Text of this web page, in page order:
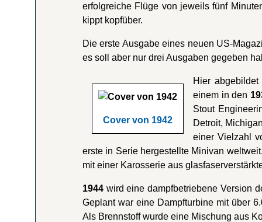
erfolgreiche Flüge von jeweils fünf
kippt kopfüber.
Die erste Ausgabe eines neuen US-
es soll aber nur drei Ausgaben gegeben
Cover von 1942
Hier
einem in den
Stout
Detroit,
einer Vielzahl
erste in Serie hergestellte Minivan
mit einer Karosserie aus
1944 wird eine dampfbetriebene Version
Geplant war eine Dampfturbine mit über
Als Brennstoff wurde eine Mischung aus